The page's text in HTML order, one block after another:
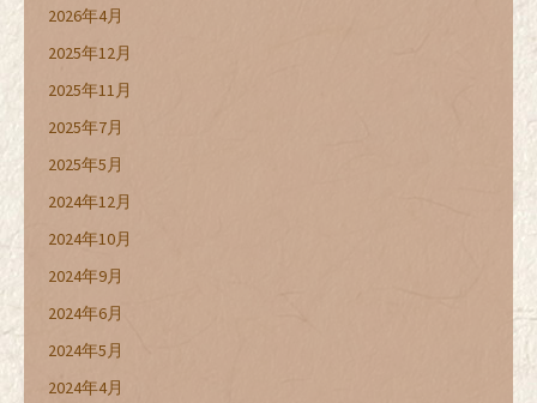
2026年4月
2025年12月
2025年11月
2025年7月
2025年5月
2024年12月
2024年10月
2024年9月
2024年6月
2024年5月
2024年4月